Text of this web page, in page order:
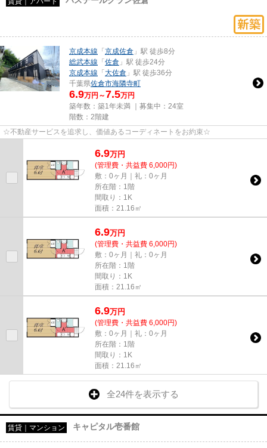
京成本線 「 京成佐倉 」駅 徒歩8分
総武本線 「 佐倉 」駅 徒歩24分
京成本線 「 大佐倉 」駅 徒歩36分
千葉県佐倉市海隣寺町
6.9万円～7.5万円
築年数：築1年未満 ｜募集中： 24室
階数：2階建
☆不動産サービスを追求し、価値あるコーディネートをお約束☆
6.9万円
(管理費・共益費 6,000円)
敷：0ヶ月｜礼：0ヶ月
所在階：1階
間取り：1K
面積：21.16㎡
6.9万円
(管理費・共益費 6,000円)
敷：0ヶ月｜礼：0ヶ月
所在階：1階
間取り：1K
面積：21.16㎡
6.9万円
(管理費・共益費 6,000円)
敷：0ヶ月｜礼：0ヶ月
所在階：1階
間取り：1K
面積：21.16㎡
全24件を表示する
賃貸｜マンション キャピタル壱番館